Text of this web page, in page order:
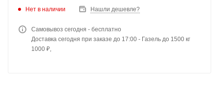
Нет в наличии Нашли дешевле?
Самовывоз сегодня - бесплатно
Доставка сегодня при заказе до 17:00 - Газель до 1500 кг
1000 ₽,